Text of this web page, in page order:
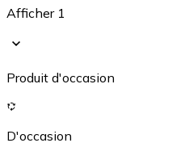
Afficher 1
Produit d'occasion
D'occasion